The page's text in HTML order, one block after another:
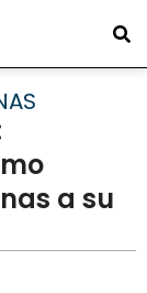
a su